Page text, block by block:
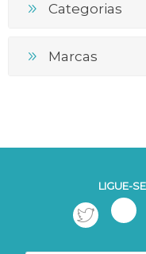
Categorias
Marcas
LIGUE-